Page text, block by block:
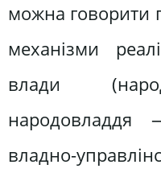
можна говорити
механізми
влади
владно-